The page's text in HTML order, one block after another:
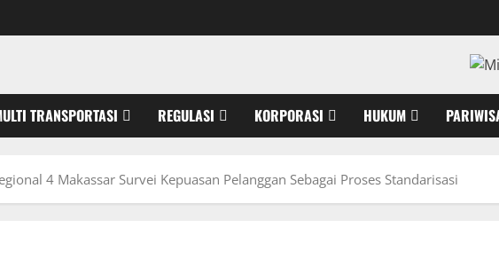
TRANSPORTASI REGULASI KORPORASI HUKUM
4 Makassar Survei Kepuasan Pelanggan Sebagai Proses Standarisasi